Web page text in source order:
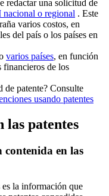
redactar una solicitud de
nacional o regional . Este
varios costos, en
del país o los países en
varios países, en función
financieros de los
de patente? Consulte
usando patentes
las patentes
contenida en las
la información que